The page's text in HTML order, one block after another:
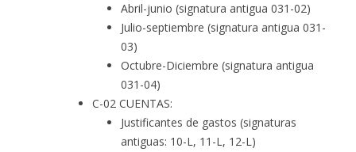
Abril-junio (signatura antigua 031-02)
Julio-septiembre (signatura antigua 031-
03)
Octubre-Diciembre (signatura antigua
031-04)
C-02 CUENTAS:
Justificantes de gastos (signaturas
antiguas: 10-L, 11-L, 12-L)